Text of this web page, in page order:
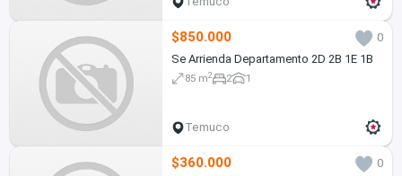
$850.000
0
Se Arrienda Departamento 2D 2B 1E 1B
85 m2 2 1
Temuco
$360.000
0